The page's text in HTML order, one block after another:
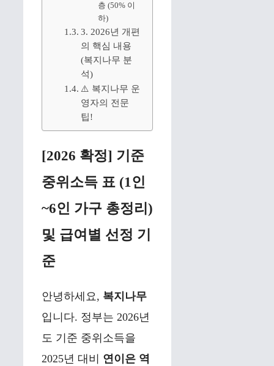
층 (50% 이
하)
3. 2026년 개편
의 핵심 내용
(복지나무 분
석)
⚠️ 복지나무 운
영자의 전문
팁!
[2026 확정] 기준
중위소득 표 (1인
~6인 가구 총정리)
및 급여별 선정 기
준
안녕하세요, 복지나무
입니다. 정부는 2026년
도 기준 중위소득을
2025년 대비 연이은 역